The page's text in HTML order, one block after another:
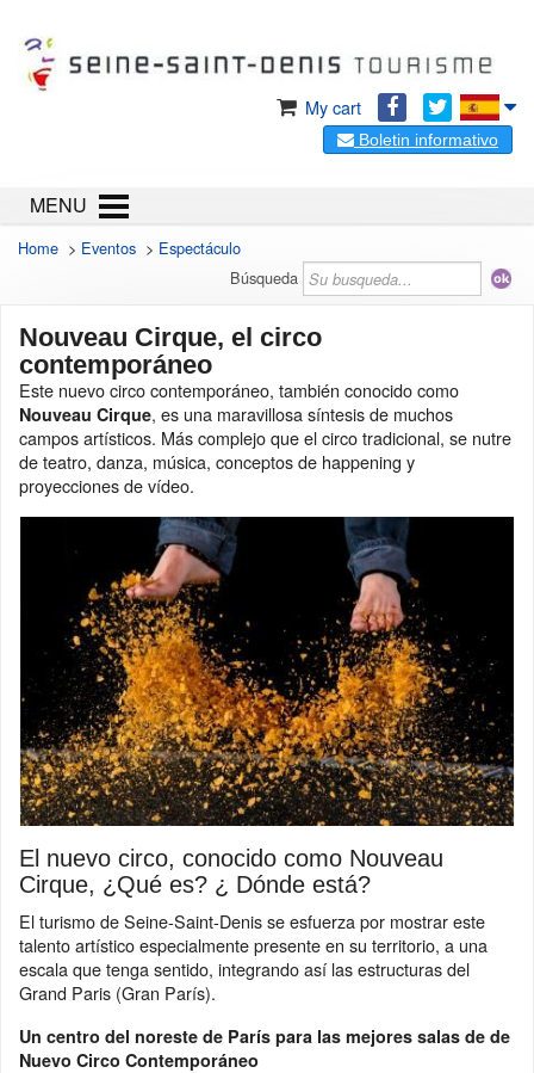
My cart
Boletin informativo
MENU
Home > Eventos > Espectáculo
Búsqueda
Nouveau Cirque, el circo
contemporáneo
Este nuevo circo contemporáneo, también conocido como
Nouveau Cirque, es una maravillosa síntesis de muchos
campos artísticos. Más complejo que el circo tradicional, se nutre
de teatro, danza, música, conceptos de happening y
proyecciones de vídeo.
El nuevo circo, conocido como Nouveau
Cirque, ¿Qué es? ¿ Dónde está?
El turismo de Seine-Saint-Denis se esfuerza por mostrar este
talento artístico especialmente presente en su territorio, a una
escala que tenga sentido, integrando así las estructuras del
Grand Paris (Gran París).
Un centro del noreste de París para las mejores salas de de
Nuevo Circo Contemporáneo